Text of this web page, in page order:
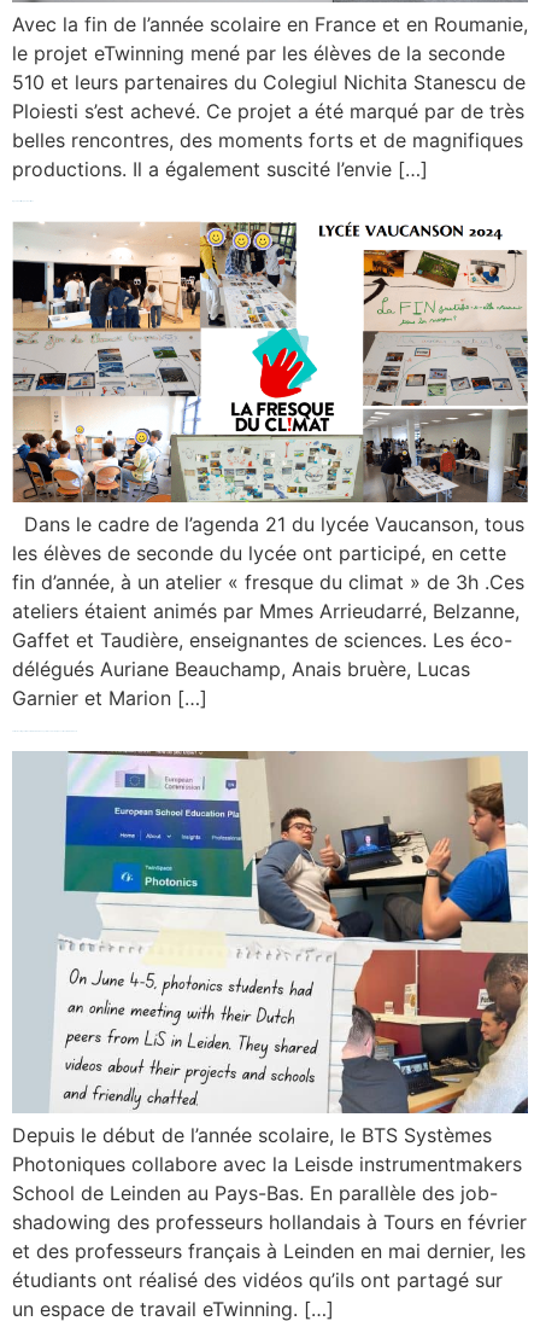
Avec la fin de l’année scolaire en France et en Roumanie,
le projet eTwinning mené par les élèves de la seconde
510 et leurs partenaires du Colegiul Nichita Stanescu de
Ploiesti s’est achevé. Ce projet a été marqué par de très
belles rencontres, des moments forts et de magnifiques
productions. Il a également suscité l’envie […]
Dans le cadre de l’agenda 21 du lycée Vaucanson, tous
les élèves de seconde du lycée ont participé, en cette
fin d’année, à un atelier « fresque du climat » de 3h .Ces
ateliers étaient animés par Mmes Arrieudarré, Belzanne,
Gaffet et Taudière, enseignantes de sciences. Les éco-
délégués Auriane Beauchamp, Anais bruère, Lucas
Garnier et Marion […]
Depuis le début de l’année scolaire, le BTS Systèmes
Photoniques collabore avec la Leisde instrumentmakers
School de Leinden au Pays-Bas. En parallèle des job-
shadowing des professeurs hollandais à Tours en février
et des professeurs français à Leinden en mai dernier, les
étudiants ont réalisé des vidéos qu’ils ont partagé sur
un espace de travail eTwinning. […]